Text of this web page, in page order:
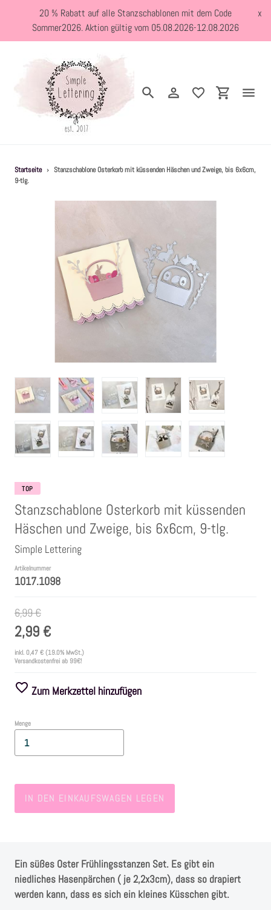
Inhalt
20 % Rabatt auf alle Stanzschablonen mit dem Code
Sommer2026. Aktion gültig vom 05.08.2026-12.08.2026
x
SuchenEinloggen
Holzstempel
Clear Stamps
Kartendeko Embellishments
Präge-, Universal- Maskierschablonen
Bänder & Garn
Siegelwachs /Papierschöpfen
Farben
Zubehör
Frühling/Ostern
Weihnachten
SALE
Instagram
Startseite › Stanzschablone Osterkorb mit küssenden Häschen und Zweige, bis 6x6cm,
9-tlg.
TOP
Stanzschablone Osterkorb mit küssenden
Häschen und Zweige, bis 6x6cm, 9-tlg.
Simple Lettering
Artikelnummer
1017.1098
6,99 €
2,99 €
inkl. 0,47 € (19.0% MwSt.)
Versandkostenfrei ab 99€!
Zum Merkzettel hinzufügen
Menge
IN DEN EINKAUFSWAGEN LEGEN
Ein süßes Oster Frühlingsstanzen Set. Es gibt ein
niedliches Hasenpärchen ( je 2,2x3cm), dass so drapiert
werden kann, dass es sich ein kleines Küsschen gibt.